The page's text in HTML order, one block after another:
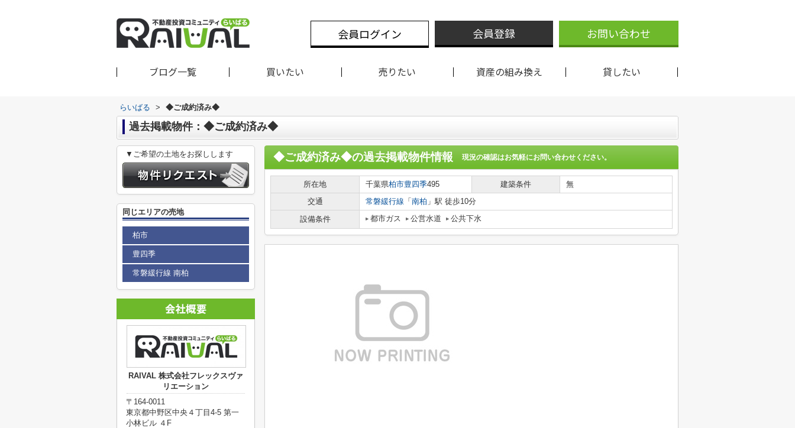
会員ログイン 会員登録 お問い合わせ
ブログ一覧 買いたい 売りたい 資産の組み換え 貸したい
らいばる > ◆ご成約済み◆
過去掲載物件：◆ご成約済み◆
◆ご成約済み◆の過去掲載物件情報 現況の確認はお気軽にお問い合わせください。
所在地 千葉県柏市豊四季495 建築条件
無
交通
常磐緩行線 「 南柏 」駅 徒歩10分
設備条件
都市ガス 公営水道 公共下水
▼ご希望の土地をお探しします
同じエリアの売地
柏市
豊四季
常磐緩行線 南柏
RAIVAL 株式会社フレックスヴァ
リエーション
〒164-0011
東京都中野区中央４丁目4-5 第一
小林ビル ４F